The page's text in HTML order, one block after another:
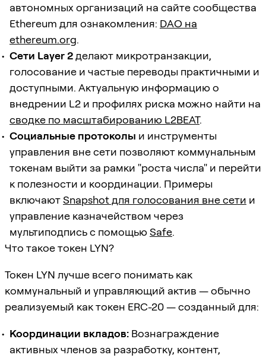
автономных организаций на сайте сообщества
Ethereum для ознакомления: DAO на
ethereum.org.
Сети Layer 2делают микротранзакции,
голосование и частые переводы практичными и
доступными. Актуальную информацию о
внедрении L2 и профилях риска можно найти на
сводке по масштабированию L2BEAT.
Социальные протоколы и инструменты
управления вне сети позволяют коммунальным
токенам выйти за рамки "роста числа" и перейти
к полезности и координации. Примеры
включаютSnapshot для голосования вне сети и
управление казначейством через
мультиподпись с помощьюSafe.
Что такое токен LYN?
Токен LYN лучше всего понимать как
коммунальный и управляющий актив — обычно
реализуемый как токен ERC-20 — созданный для:
Координации вкладов: Вознаграждение
активных членов за разработку, контент,